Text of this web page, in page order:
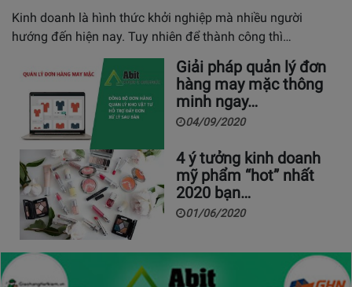
Kinh doanh là hình thức khởi nghiệp mà nhiều người
hướng đến hiện nay. Tuy nhiên để thành công thì…
Giải pháp quản lý đơn
hàng may mặc thông
minh ngay…
04/09/2020
4 ý tưởng kinh doanh
mỹ phẩm “hot” nhất
2020 bạn…
01/06/2020